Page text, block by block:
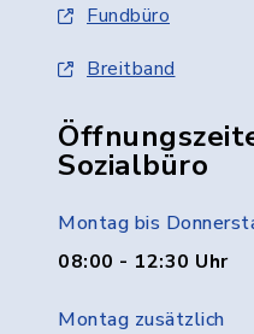
Fundbüro
Breitband
Sozialbüro
Montag bis
08:00 - 12:30 Uhr
Montag zusätzlich